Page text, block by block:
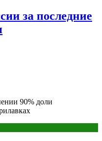
за последние
90% доли